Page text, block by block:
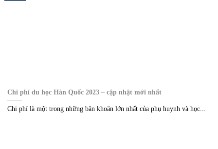
Chi phí du học Hàn Quốc 2023 – cập nhật mới nhất
Chi phí là một trong những băn khoăn lớn nhất của phụ huynh và học...